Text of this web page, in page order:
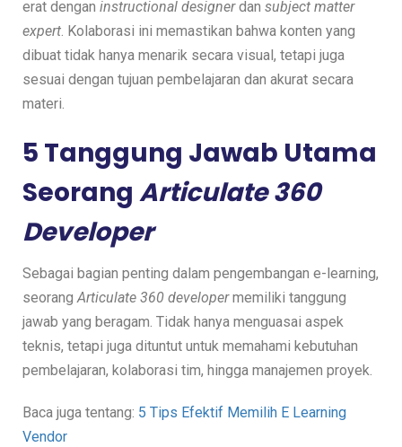
erat dengan instructional designerdan subject matter
expert. Kolaborasi ini memastikan bahwa konten yang
dibuat tidak hanya menarik secara visual, tetapi juga
sesuai dengan tujuan pembelajaran dan akurat secara
materi.
5 Tanggung Jawab Utama
Seorang Articulate 360
Developer
Sebagai bagian penting dalam pengembangan e-learning,
seorangArticulate 360 developermemiliki tanggung
jawab yang beragam. Tidak hanya menguasai aspek
teknis, tetapi juga dituntut untuk memahami kebutuhan
pembelajaran, kolaborasi tim, hingga manajemen proyek.
Baca juga tentang: 5 Tips Efektif Memilih E Learning
Vendor